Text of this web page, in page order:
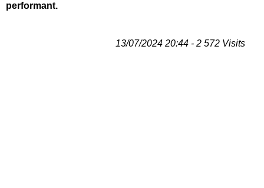
performant.
13/07/2024 20:44 - 2 572 Visits